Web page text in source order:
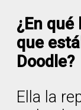
¿En
que
Doodle?
Ella la